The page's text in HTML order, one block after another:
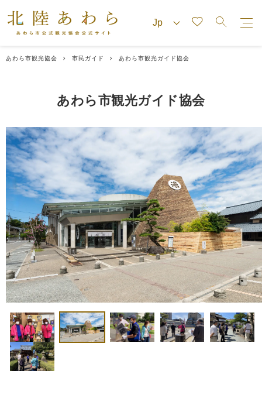
あわら市観光協会 市民ガイド あわら市観光ガイド協会
あわら市観光ガイド協会